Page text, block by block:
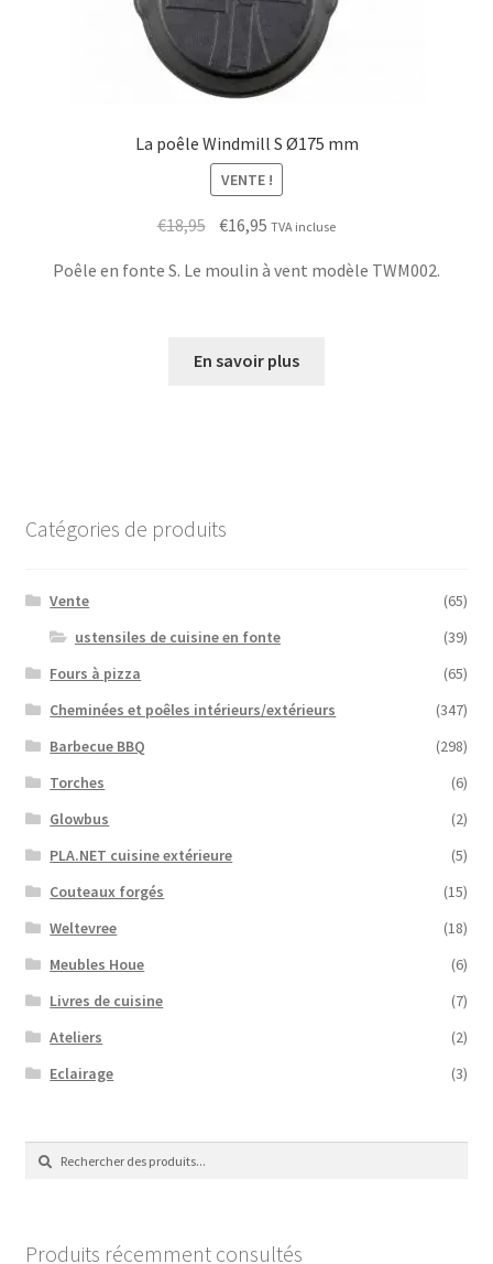
La poêle Windmill S Ø175 mm
VENTE !
€18,95 Le
initial
€16,95 Le
actuel
TVA incluse
Poêle en fonte S. Le moulin à vent modèle TWM002.
En savoir plus
Catégories de produits
Vente
(65)
ustensiles de cuisine en fonte
(39)
Fours à pizza
(65)
Cheminées et poêles intérieurs/extérieurs
(347)
Barbecue BBQ
(298)
Torches
(6)
Glowbus
(2)
PLA.NET cuisine extérieure
(5)
Couteaux forgés
(15)
Weltevree
(18)
Meubles Houe
(6)
Livres de cuisine
(7)
Ateliers
(2)
Eclairage
(3)
Recherche
Recherche
Produits récemment consultés